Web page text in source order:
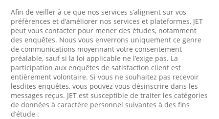
Afin de veiller à ce que nos services s’alignent sur vos
préférences et d’améliorer nos services et plateformes, JET
peut vous contacter pour mener des études, notamment
des enquêtes. Nous vous enverrons uniquement ce genre
de communications moyennant votre consentement
préalable, sauf si la loi applicable ne l’exige pas. La
participation aux enquêtes de satisfaction client est
entièrement volontaire. Si vous ne souhaitez pas recevoir
lesdites enquêtes, vous pouvez vous désinscrire dans les
messages reçus. JET est susceptible de traiter les catégories
de données à caractère personnel suivantes à des fins
d’étude :